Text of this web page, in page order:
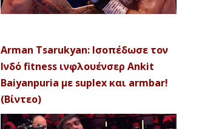
Arman Tsarukyan: Ισοπέδωσε τον
Ινδό fitness ινφλουένσερ Ankit
Baiyanpuria με suplex και armbar!
(Βίντεο)